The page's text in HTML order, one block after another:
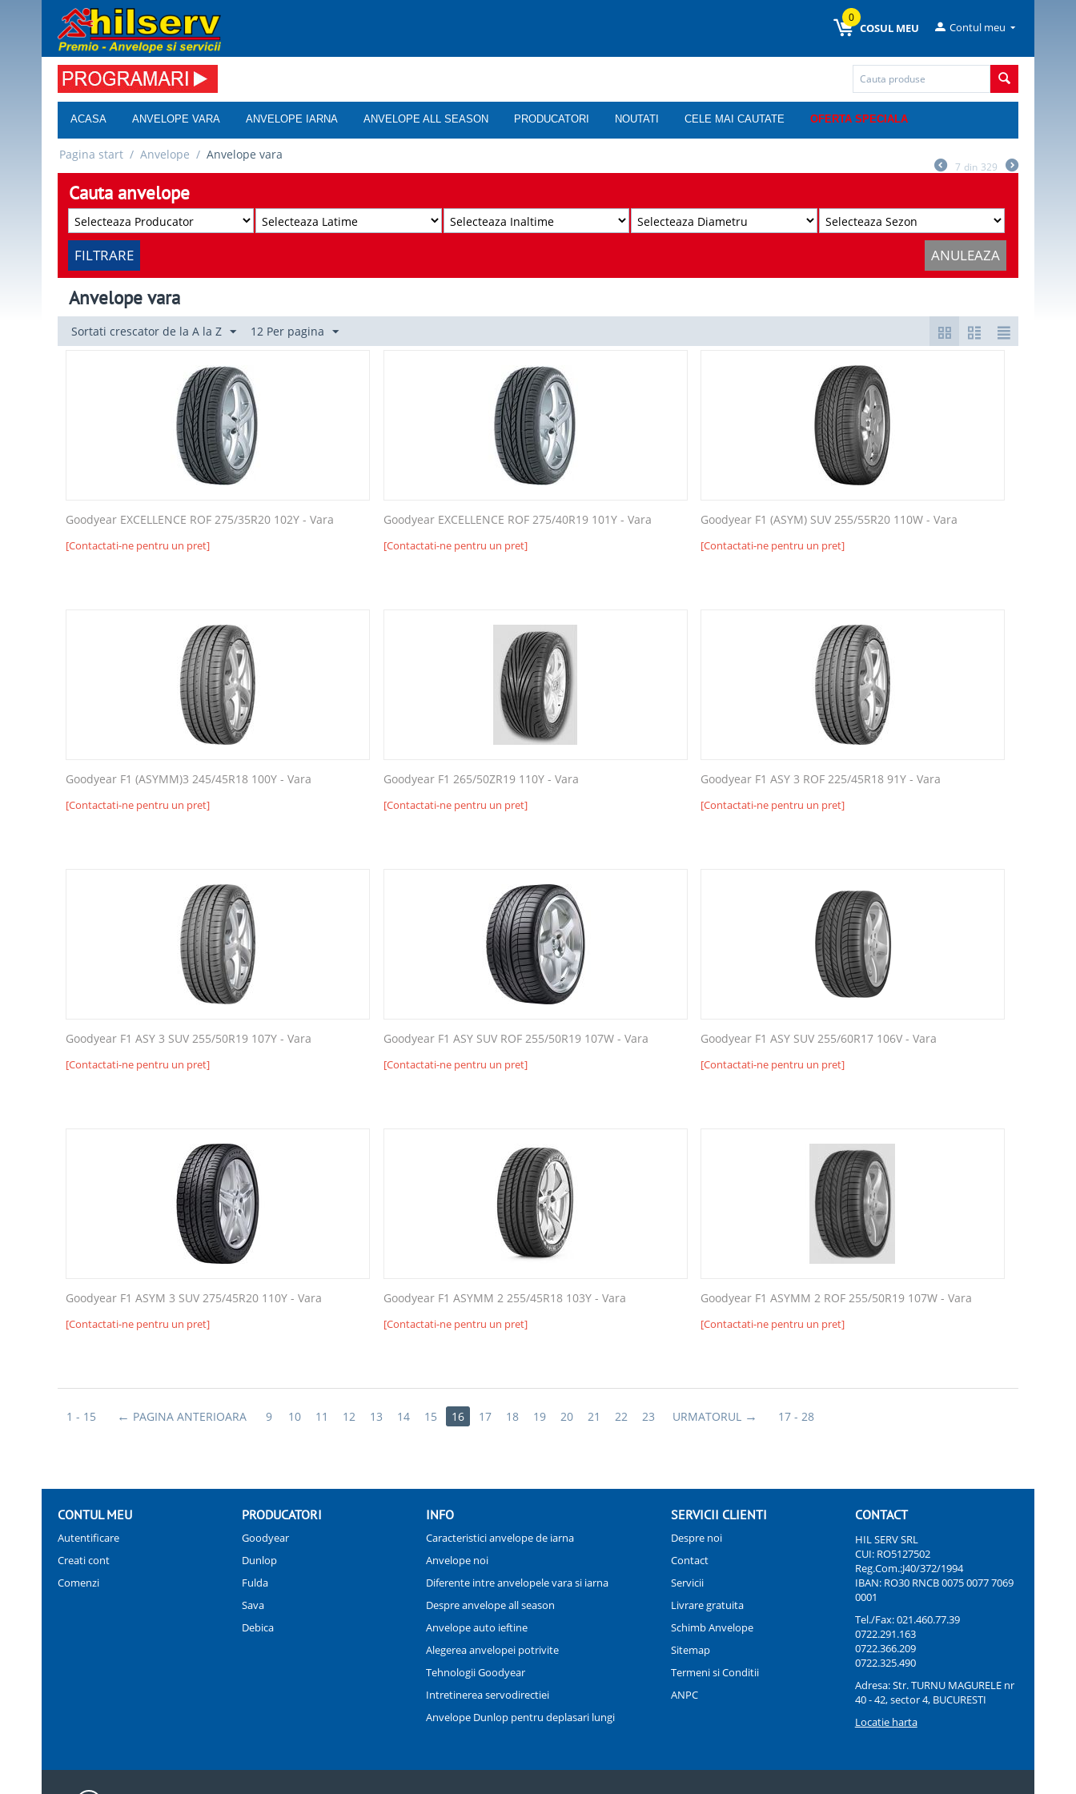
Contul meu
0
COSUL MEU
ACASA ANVELOPE VARA ANVELOPE IARNA ANVELOPE ALL SEASON PRODUCATORI NOUTATI CELE MAI CAUTATE OFERTA SPECIALA
Pagina start / Anvelope / Anvelope vara
7 din 329
Cauta anvelope
FILTRARE ANULEAZA
Anvelope vara
Sortati crescator de la A la Z 12 Per pagina
Goodyear EXCELLENCE ROF 275/35R20 102Y - Vara
[Contactati-ne pentru un pret]
Goodyear EXCELLENCE ROF 275/40R19 101Y - Vara
[Contactati-ne pentru un pret]
Goodyear F1 (ASYM) SUV 255/55R20 110W - Vara
[Contactati-ne pentru un pret]
Goodyear F1 (ASYMM)3 245/45R18 100Y - Vara
[Contactati-ne pentru un pret]
Goodyear F1 265/50ZR19 110Y - Vara
[Contactati-ne pentru un pret]
Goodyear F1 ASY 3 ROF 225/45R18 91Y - Vara
[Contactati-ne pentru un pret]
Goodyear F1 ASY 3 SUV 255/50R19 107Y - Vara
[Contactati-ne pentru un pret]
Goodyear F1 ASY SUV ROF 255/50R19 107W - Vara
[Contactati-ne pentru un pret]
Goodyear F1 ASY SUV 255/60R17 106V - Vara
[Contactati-ne pentru un pret]
Goodyear F1 ASYM 3 SUV 275/45R20 110Y - Vara
[Contactati-ne pentru un pret]
Goodyear F1 ASYMM 2 255/45R18 103Y - Vara
[Contactati-ne pentru un pret]
Goodyear F1 ASYMM 2 ROF 255/50R19 107W - Vara
[Contactati-ne pentru un pret]
1 - 15 PAGINA ANTERIOARA 9 10 11 12 13 14 15 16 17 18 19 20 21 22 23 URMATORUL 17 - 28
CONTUL MEU
Autentificare
Creati cont
Comenzi
PRODUCATORI
Goodyear
Dunlop
Fulda
Sava
Debica
INFO
Caracteristici anvelope de iarna
Anvelope noi
Diferente intre anvelopele vara si iarna
Despre anvelope all season
Anvelope auto ieftine
Alegerea anvelopei potrivite
Tehnologii Goodyear
Intretinerea servodirectiei
Anvelope Dunlop pentru deplasari lungi
SERVICII CLIENTI
Despre noi
Contact
Servicii
Livrare gratuita
Schimb Anvelope
Sitemap
Termeni si Conditii
ANPC
CONTACT
HIL SERV SRL
CUI: RO5127502
Reg.Com.:J40/372/1994
IBAN: RO30 RNCB 0075 0077 7069
0001
Tel./Fax:021.460.77.39
0722.291.163
0722.366.209
0722.325.490
Adresa: Str. TURNU MAGURELE nr
40 - 42, sector 4, BUCURESTI
Locatie harta